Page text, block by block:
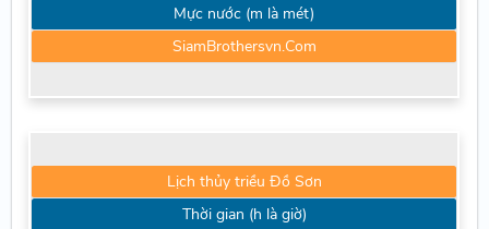
Mực nước (m là mét)
SiamBrothersvn.Com
Lịch thủy triều Đồ Sơn
Thời gian (h là giờ)